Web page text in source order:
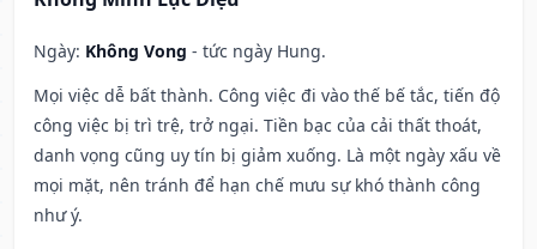
Ngày: Không Vong - tức ngày Hung.
Mọi việc dễ bất thành. Công việc đi vào thế bế tắc, tiến độ
công việc bị trì trệ, trở ngại. Tiền bạc của cải thất thoát,
danh vọng cũng uy tín bị giảm xuống. Là một ngày xấu về
mọi mặt, nên tránh để hạn chế mưu sự khó thành công
như ý.